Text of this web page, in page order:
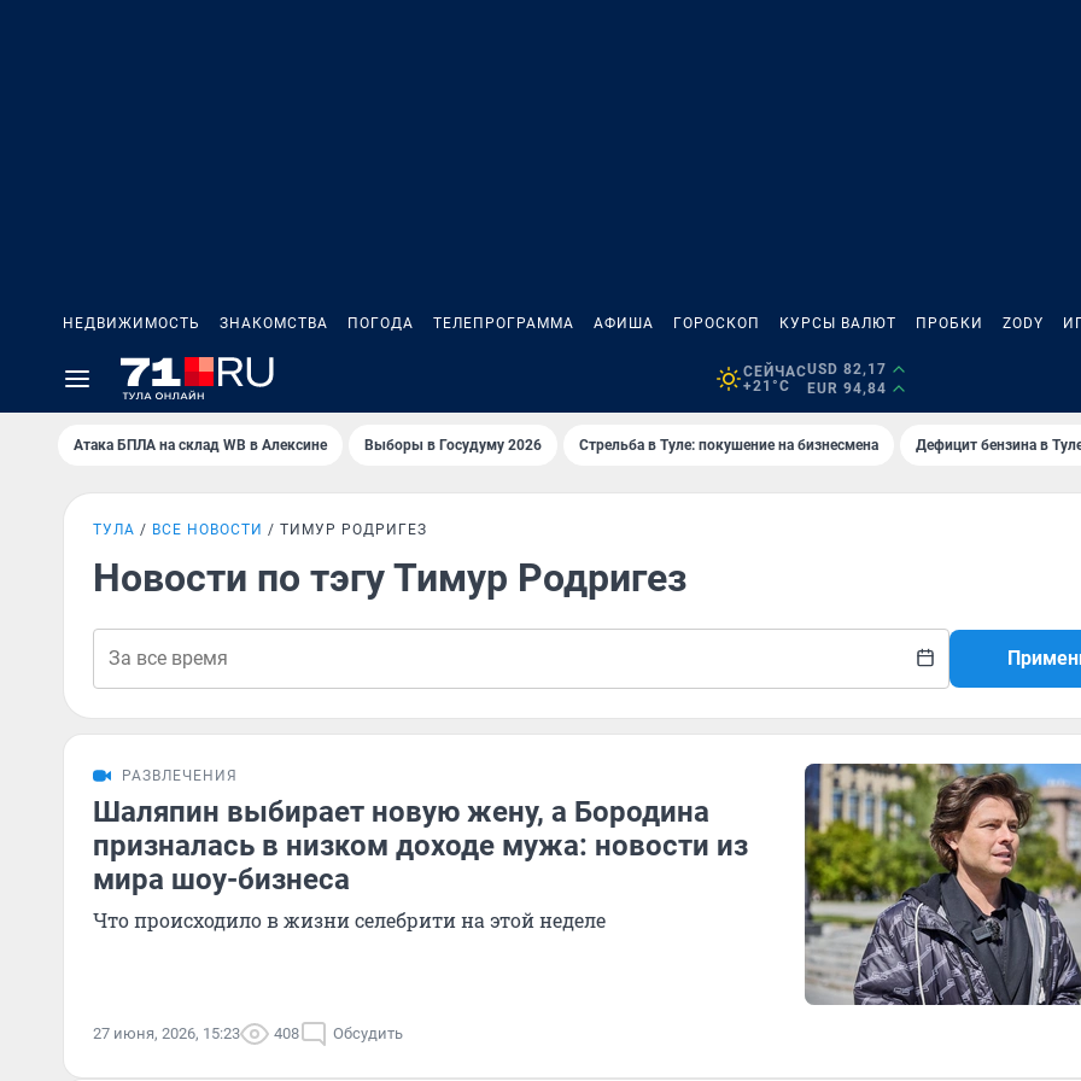
НЕДВИЖИМОСТЬ ЗНАКОМСТВА ПОГОДА ТЕЛЕПРОГРАММА АФИША ГОРОСКОП КУРСЫ ВАЛЮТ ПРОБКИ ZODY
СЕЙЧАС
+21°C
USD 82,17
EUR 94,84
Атака БПЛА на склад WB в Алексине Выборы в Госудуму 2026 Стрельба в Туле: покушение на бизнесмена Дефицит бензина в
ТУЛА ВСЕ НОВОСТИ ТИМУР РОДРИГЕЗ
Новости по тэгу Тимур Родригез
РАЗВЛЕЧЕНИЯ
Шаляпин выбирает новую жену, а Бородина
призналась в низком доходе мужа: новости из
мира шоу-бизнеса
Что происходило в жизни селебрити на этой неделе
27 июня, 2026, 15:23 408 Обсудить